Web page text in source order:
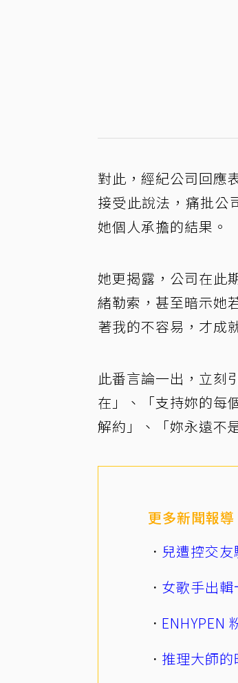
對此，經紀公司回應
接受此說法，痛批公
她個人承擔的結果。
她更揭露，公司在此
緒勒索，甚至暗示她
著我的不容易，才成
此番言論一出，立刻
在」、「支持妳的每
解約」、「妳永遠不
更多新聞報導
兒遭控交
女歌手出
ENHYPEN
推理大師